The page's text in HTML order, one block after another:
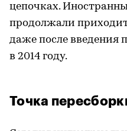
цепочках.
продолжали
даже после введения
в 2014 году.
Точка